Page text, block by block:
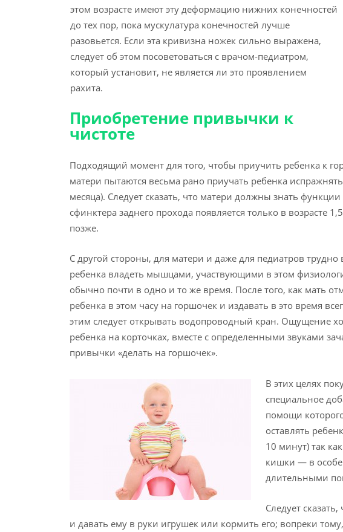
этом возрасте имеют эту деформацию нижних конечностей
до тех пор, пока мускулатура конечностей лучше
разовьется. Если эта кривизна ножек сильно выражена,
следует об этом посоветоваться с врачом-педиатром,
который установит, не является ли это проявлением
рахита.
Приобретение привычки к
чистоте
Подходящий момент для того, чтобы приучить ребенка к
матери пытаются весьма рано приучать ребенка
месяца). Следует сказать, что матери должны знать
сфинктера заднего прохода появляется только в возрасте
позже.
С другой стороны, для матери и даже для педиатров трудно
ребенка владеть мышцами, участвующими в этом
обычно почти в одно и то же время. После того, как мать
ребенка в этом часу на горшочек и издавать в это время
этим следует открывать водопроводный кран. Ощущение
ребенка на корточках, вместе с определенными звуками
привычки «делать на горшочек».
В этих целях
специальное
помощи
оставлять
10 минут) так
кишки — в
длительными
Следует
и давать ему в руки игрушек или кормить его; вопреки